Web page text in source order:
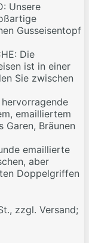
Unsere
Gusseisentopf
Die
ist in einer
Sie zwischen
hervorragende
emailliertem
Garen, Bräunen
emaillierte
aber
Doppelgriffen
zzgl. Versand;